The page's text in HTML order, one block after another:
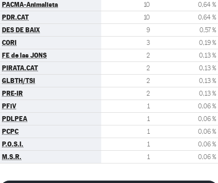
PACMA-Animalista 10 0,64 %
PDR.CAT 10 0,64 %
DES DE BAIX 9 0,57 %
CORI 3 0,19 %
FE de las JONS 2 0,13 %
PIRATA.CAT 2 0,13 %
GLBTH/TSI 2 0,13 %
PRE-IR 2 0,13 %
PFiV 1 0,06 %
PDLPEA 1 0,06 %
PCPC 1 0,06 %
P.O.S.I. 1 0,06 %
M.S.R. 1 0,06 %